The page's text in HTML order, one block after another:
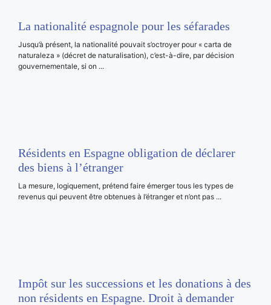
La nationalité espagnole pour les séfarades
Jusqu’à présent, la nationalité pouvait s’octroyer pour « carta de
naturaleza » (décret de naturalisation), c’est-à-dire, par décision
gouvernementale, si on ...
Résidents en Espagne obligation de déclarer
des biens à l’étranger
La mesure, logiquement, prétend faire émerger tous les types de
revenus qui peuvent être obtenues à l’étranger et n’ont pas ...
Impôt sur les successions et les donations à des
non résidents en Espagne. Droit à demander